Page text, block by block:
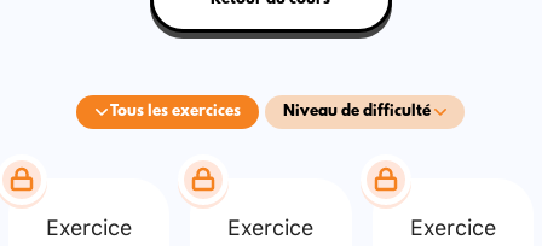
Tous les exercices Niveau de difficulté
Exercice Exercice Exercice